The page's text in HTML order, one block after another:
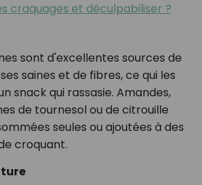
craquages et déculpabiliser ?
sont d'excellentes sources de
saines et de fibres, ce qui les
snack qui rassasie. Amandes,
de tournesol ou de citrouille
seules ou ajoutées à des
croquant.